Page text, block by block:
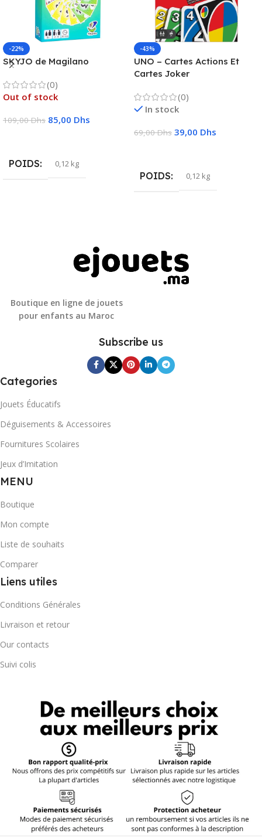
-22%
SKYJO de Magilano
(0)
Out of stock
109,00Dhs 85,00 Dhs
POIDS 0,12 kg
-43%
UNO – Cartes Actions Et
Cartes Joker
(0)
In stock
69,00Dhs 39,00 Dhs
POIDS 0,12 kg
Boutique en ligne de jouets
pour enfants au Maroc
Subscribe us
Categories
Jouets Éducatifs
Déguisements & Accessoires
Fournitures Scolaires
Jeux d’Imitation
MENU
Boutique
Mon compte
Liste de souhaits
Comparer
Liens utiles
Conditions Générales
Livraison et retour
Our contacts
Suivi colis